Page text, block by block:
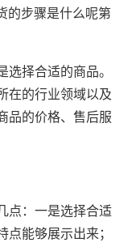
的步骤是什么呢第
择合适的商品。
在的行业领域以及
品的价格、售后服
点：一是选择合适
能够展示出来；